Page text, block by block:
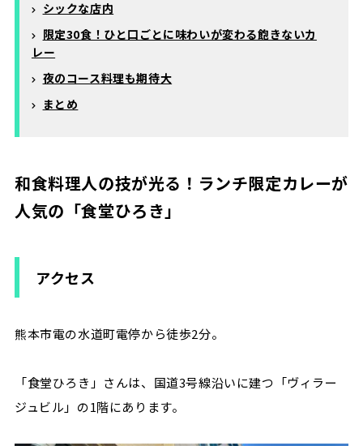
シックな店内
限定30食！ひと口ごとに味わいが変わる飽きないカ
レー
夜のコース料理も期待大
まとめ
和食料理人の技が光る！ランチ限定カレーが
人気の「食堂ひろき」
アクセス
熊本市電の水道町電停から徒歩2分。
「食堂ひろき」さんは、国道3号線沿いに建つ「ヴィラー
ジュビル」の1階にあります。